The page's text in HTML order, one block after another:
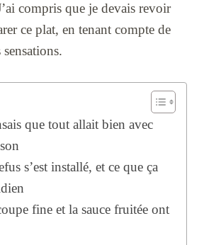
compris que je devais revoir
ce plat, en tenant compte de
sensations.
que tout allait bien avec
s’est installé, et ce que ça
fine et la sauce fruitée ont